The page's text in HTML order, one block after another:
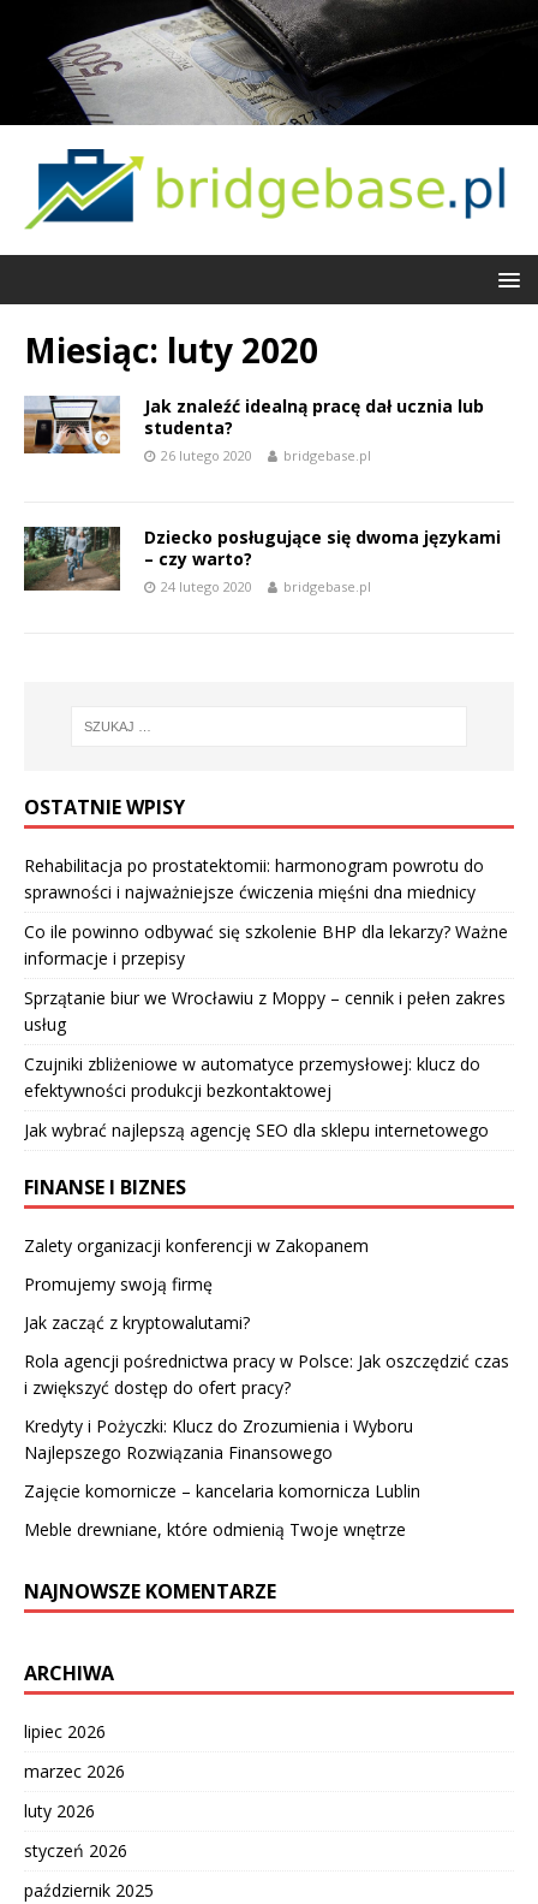
Miesiąc: luty 2020
Jak znaleźć idealną pracę dał ucznia lub
studenta?
26 lutego 2020 bridgebase.pl
Dziecko posługujące się dwoma językami
– czy warto?
24 lutego 2020 bridgebase.pl
OSTATNIE WPISY
Rehabilitacja po prostatektomii: harmonogram powrotu do
sprawności i najważniejsze ćwiczenia mięśni dna miednicy
Co ile powinno odbywać się szkolenie BHP dla lekarzy? Ważne
informacje i przepisy
Sprzątanie biur we Wrocławiu z Moppy – cennik i pełen zakres
usług
Czujniki zbliżeniowe w automatyce przemysłowej: klucz do
efektywności produkcji bezkontaktowej
Jak wybrać najlepszą agencję SEO dla sklepu internetowego
FINANSE I BIZNES
Zalety organizacji konferencji w Zakopanem
Promujemy swoją firmę
Jak zacząć z kryptowalutami?
Rola agencji pośrednictwa pracy w Polsce: Jak oszczędzić czas
i zwiększyć dostęp do ofert pracy?
Kredyty i Pożyczki: Klucz do Zrozumienia i Wyboru
Najlepszego Rozwiązania Finansowego
Zajęcie komornicze – kancelaria komornicza Lublin
Meble drewniane, które odmienią Twoje wnętrze
NAJNOWSZE KOMENTARZE
ARCHIWA
lipiec 2026
marzec 2026
luty 2026
styczeń 2026
październik 2025